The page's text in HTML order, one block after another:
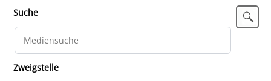
Suche
Zweigstelle